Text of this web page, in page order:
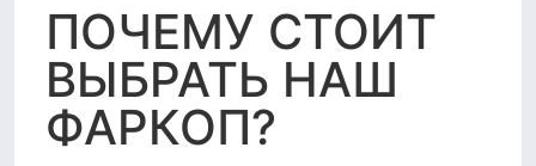
ПОЧЕМУ СТОИТ
ВЫБРАТЬ НАШ
ФАРКОП?